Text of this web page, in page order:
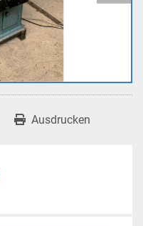
Ausdrucken